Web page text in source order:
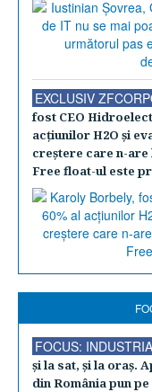
EXCLUSIV
fost CEO
acţiunilor H2O şi
creştere care n-
Free float-ul este
FOCUS:
şi la sat, şi la oraş.
din România pun